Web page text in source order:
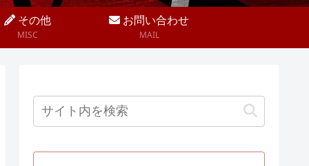
その他
MISC
お問い合わせ
MAIL